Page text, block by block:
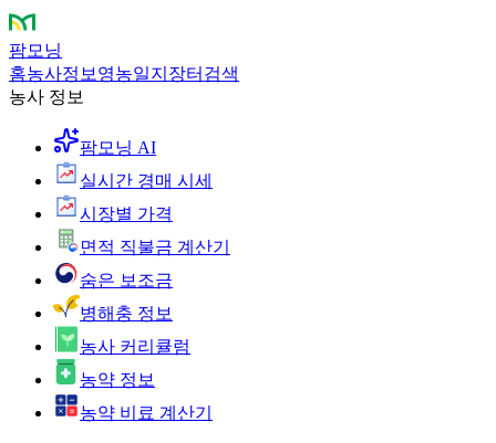
팜모닝
홈농사정보 영농일지 장터 검색
농사 정보
팜모닝 AI
실시간 경매 시세
시장별 가격
면적 직불금 계산기
숨은 보조금
병해충 정보
농사 커리큘럼
농약 정보
농약 비료 계산기